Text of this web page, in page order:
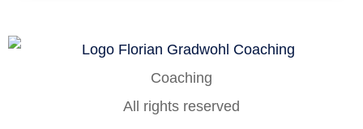
Coaching
All rights reserved